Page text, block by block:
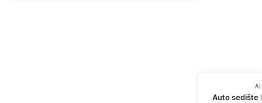
Auto sedište